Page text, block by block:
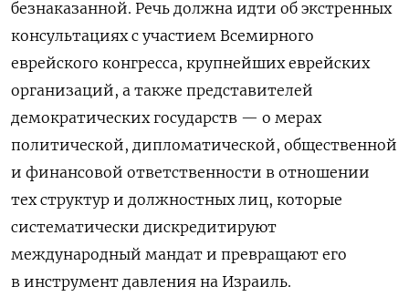
безнаказанной. Речь должна идти об экстренных
консультациях с участием Всемирного
еврейского конгресса, крупнейших еврейских
организаций, а также представителей
демократических государств — о мерах
политической, дипломатической, общественной
и финансовой ответственности в отношении
тех структур и должностных лиц, которые
систематически дискредитируют
международный мандат и превращают его
в инструмент давления на Израиль.